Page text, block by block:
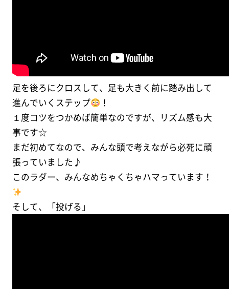
足を後ろにクロスして、足も大きく前に踏み出して
進んでいくステップ
！
１度コツをつかめば簡単なのですが、リズム感も大
事です☆
まだ初めてなので、みんな頭で考えながら必死に頑
張っていました♪
このラダー、みんなめちゃくちゃハマっています！
そして、「投げる」